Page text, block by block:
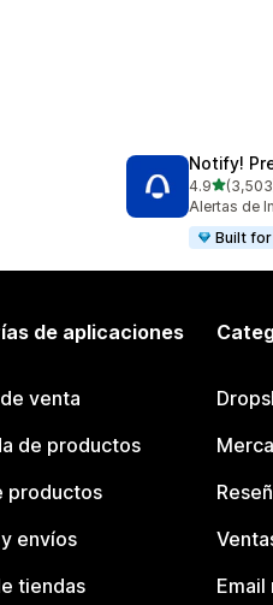
Notify!
4.9de 5
3503
Alertas de
Built
de aplicaciones
venta
de productos
productos
envíos
tiendas
Email